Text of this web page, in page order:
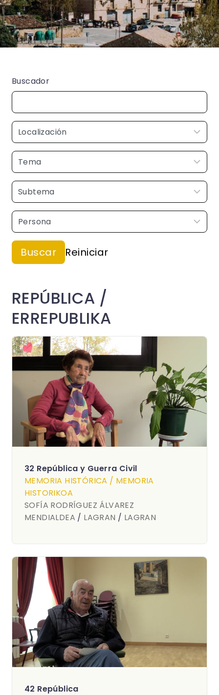
Buscador
REPÚBLICA /
ERREPUBLIKA
32 República y Guerra Civil
MEMORIA HISTÓRICA / MEMORIA
HISTORIKOA
SOFÍA RODRÍGUEZ ÁLVAREZ
MENDIALDEA / LAGRAN / LAGRAN
42 República